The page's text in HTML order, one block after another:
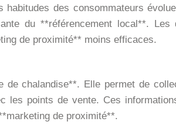
des consommateurs
du **référencement local**. Les
de proximité** moins efficaces.
chalandise**. Elle permet de
points de vente. Ces
de proximité**.